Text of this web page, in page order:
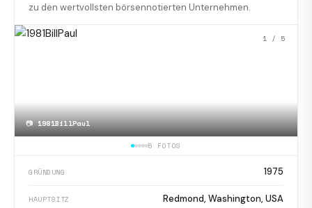
zu den wertvollsten börsennotierten Unternehmen.
📷1981BillPaul
1 / 5
5 FOTOS
GRÜNDUNG 1975
HAUPTSITZ Redmond, Washington, USA